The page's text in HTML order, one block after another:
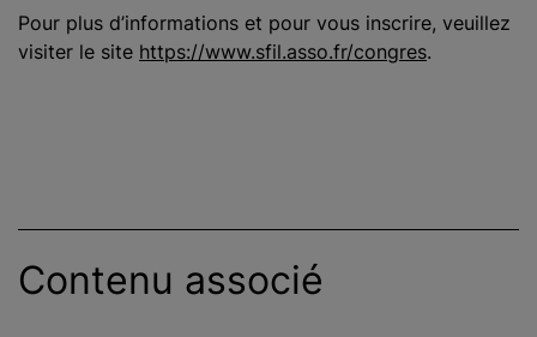
Pour plus d’informations et pour vous inscrire, veuillez
visiter le site https://www.sfil.asso.fr/congres.
Contenu associé